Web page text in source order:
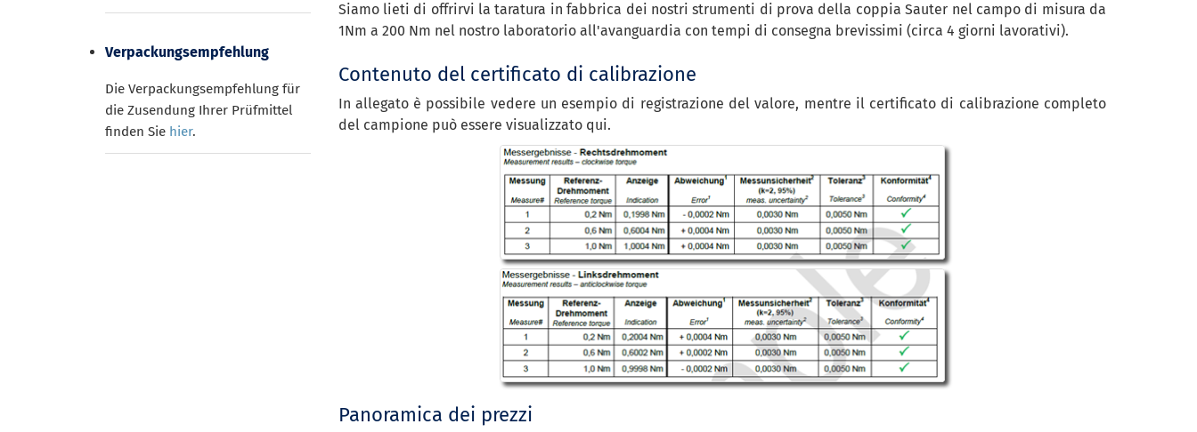
Verpackungsempfehlung
Die Verpackungsempfehlung für
die Zusendung Ihrer Prüfmittel
finden Sie hier.
Siamo lieti di offrirvi la taratura in fabbrica dei nostri strumenti di prova della coppia Sauter nel campo di misura da
1Nm a 200 Nm nel nostro laboratorio all'avanguardia con tempi di consegna brevissimi (circa 4 giorni lavorativi).
Contenuto del certificato di calibrazione
In allegato è possibile vedere un esempio di registrazione del valore, mentre il certificato di calibrazione completo
del campione può essere visualizzato qui.
Panoramica dei prezzi